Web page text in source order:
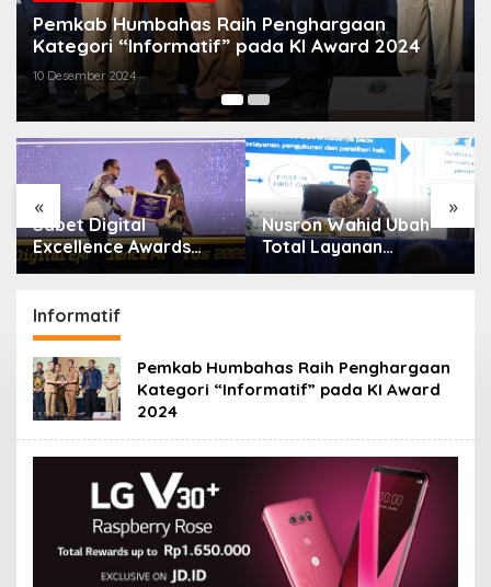
Pemkab Humbahas Raih Penghargaan
Kategori “Informatif” pada KI Award 2024
10 Desember 2024
« »
Sabet Digital
Excellence Awards
2026, Aplikasi ‘Sentuh
Raih Top Public
Service App
Nusron Wahid Ubah
Total Layanan
Informatif
Pemkab Humbahas Raih Penghargaan
Kategori “Informatif” pada KI Award
2024